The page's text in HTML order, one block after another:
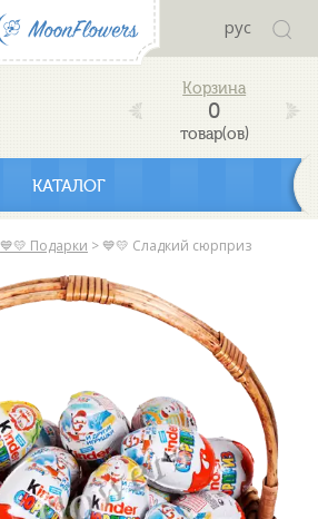
рус
0
товар(ов)
КАТАЛОГ
💙💛 Подарки > 💙💛 Сладкий сюрприз